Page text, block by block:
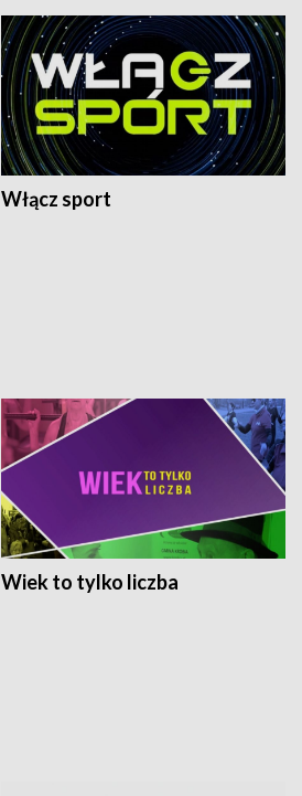
Włącz sport
Wiek to tylko liczba